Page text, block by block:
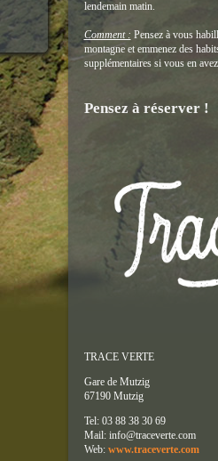
lendemain matin.
Comment : Pensez à vous
montagne et emmenez des
supplémentaires si vous en avez.
Pensez à réserver !
TRACE VERTE
Gare de Mutzig
67190 Mutzig
Tel: 03 88 38 30 69
Mail: info@traceverte.com
Web: www.traceverte.com